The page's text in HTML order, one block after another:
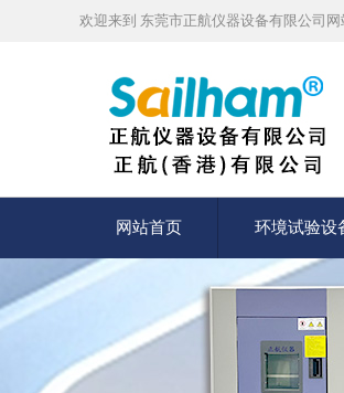
欢迎来到 东莞市正航仪器设备有限公司
网站首页 环境试验设